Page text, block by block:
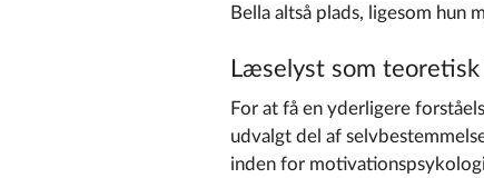
Bella altså plads, ligesom hun
Læselyst som teoretisk
For at få en yderligere
udvalgt del af
inden for